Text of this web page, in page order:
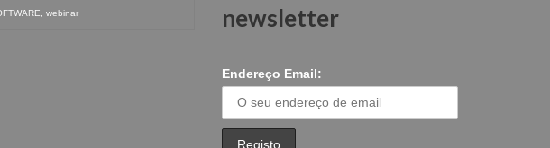
webinar newsletter
Endereço Email: